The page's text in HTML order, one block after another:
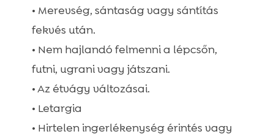
• Merevség, sántaság vagy sántítás
fekvés után.
• Nem hajlandó felmenni a lépcsőn,
futni, ugrani vagy játszani.
• Az étvágy változásai.
• Letargia
• Hirtelen ingerlékenység érintés vagy